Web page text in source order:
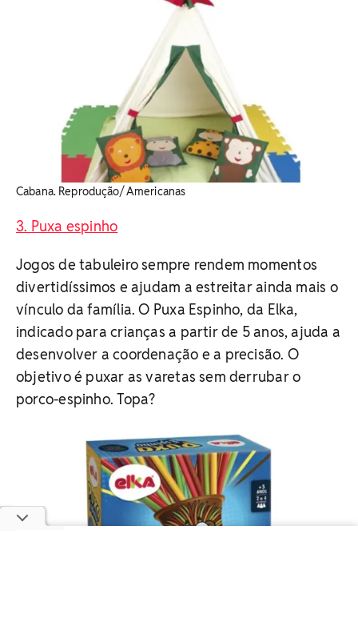
Cabana. Reprodução/ Americanas
3. Puxa espinho
Jogos de tabuleiro sempre rendem momentos
divertidíssimos e ajudam a estreitar ainda mais o
vínculo da família. O Puxa Espinho, da Elka,
indicado para crianças a partir de 5 anos, ajuda a
desenvolver a coordenação e a precisão. O
objetivo é puxar as varetas sem derrubar o
porco-espinho. Topa?